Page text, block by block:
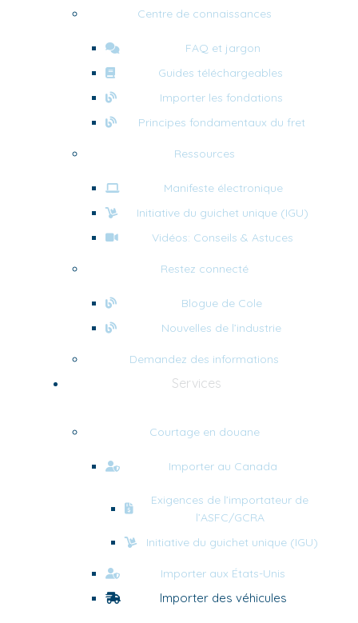
Centre de connaissances
FAQ et jargon
Guides téléchargeables
Importer les fondations
Principes fondamentaux du fret
Ressources
Manifeste électronique
Initiative du guichet unique (IGU)
Vidéos: Conseils & Astuces
Restez connecté
Blogue de Cole
Nouvelles de l’industrie
Demandez des informations
Services
Courtage en douane
Importer au Canada
Exigences de l’importateur de
l’ASFC/GCRA
Initiative du guichet unique (IGU)
Importer aux États-Unis
Importer des véhicules